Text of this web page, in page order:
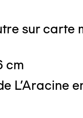
sur carte
cm
L'Aracine